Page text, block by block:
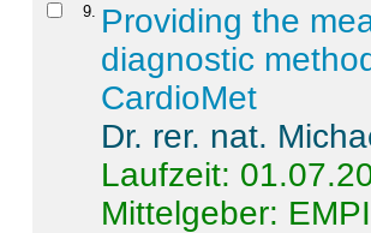
9
Providing the
diagnostic
CardioMet
Dr. rer. nat.
Laufzeit:
Mittelgeber: